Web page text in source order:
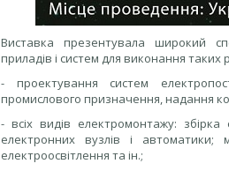
Виставка презентувала широкий
приладів і систем для виконання таких
- проектування систем
промислового призначення, надання
- всіх видів електромонтажу:
електронних вузлів і автоматики;
електроосвітлення та ін.;